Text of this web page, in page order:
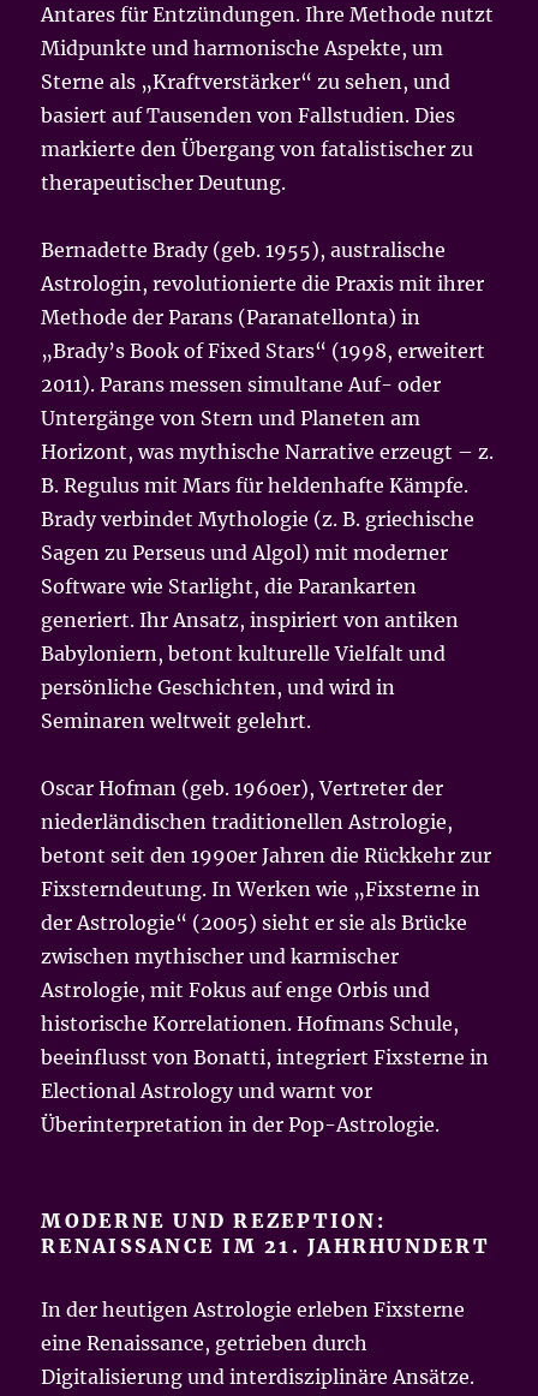
Antares für Entzündungen. Ihre Methode nutzt
Midpunkte und harmonische Aspekte, um
Sterne als „Kraftverstärker“ zu sehen, und
basiert auf Tausenden von Fallstudien. Dies
markierte den Übergang von fatalistischer zu
therapeutischer Deutung.
Bernadette Brady (geb. 1955), australische
Astrologin, revolutionierte die Praxis mit ihrer
Methode der Parans (Paranatellonta) in
„Brady’s Book of Fixed Stars“ (1998, erweitert
2011). Parans messen simultane Auf- oder
Untergänge von Stern und Planeten am
Horizont, was mythische Narrative erzeugt – z.
B. Regulus mit Mars für heldenhafte Kämpfe.
Brady verbindet Mythologie (z. B. griechische
Sagen zu Perseus und Algol) mit moderner
Software wie Starlight, die Parankarten
generiert. Ihr Ansatz, inspiriert von antiken
Babyloniern, betont kulturelle Vielfalt und
persönliche Geschichten, und wird in
Seminaren weltweit gelehrt.
Oscar Hofman (geb. 1960er), Vertreter der
niederländischen traditionellen Astrologie,
betont seit den 1990er Jahren die Rückkehr zur
Fixsterndeutung. In Werken wie „Fixsterne in
der Astrologie“ (2005) sieht er sie als Brücke
zwischen mythischer und karmischer
Astrologie, mit Fokus auf enge Orbis und
historische Korrelationen. Hofmans Schule,
beeinflusst von Bonatti, integriert Fixsterne in
Electional Astrology und warnt vor
Überinterpretation in der Pop-Astrologie.
MODERNE UND REZEPTION:
RENAISSANCE IM 21. JAHRHUNDERT
In der heutigen Astrologie erleben Fixsterne
eine Renaissance, getrieben durch
Digitalisierung und interdisziplinäre Ansätze.